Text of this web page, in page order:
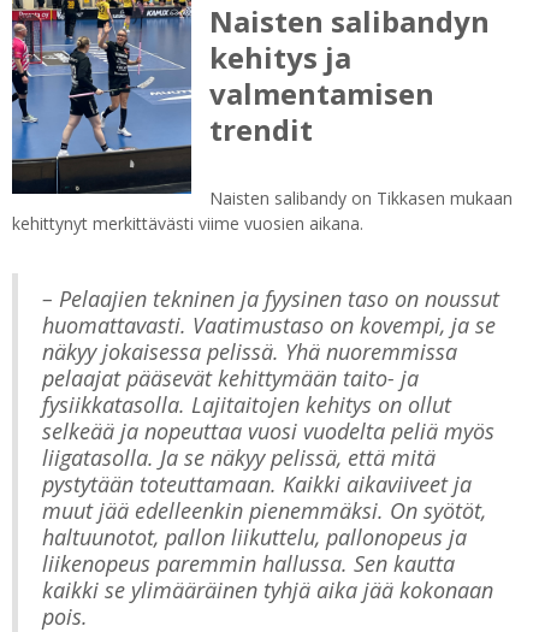
Naisten salibandyn
kehitys ja
valmentamisen
trendit
Naisten salibandy on Tikkasen mukaan
kehittynyt merkittävästi viime vuosien aikana.
– Pelaajien tekninen ja fyysinen taso on noussut
huomattavasti. Vaatimustaso on kovempi, ja se
näkyy jokaisessa pelissä. Yhä nuoremmissa
pelaajat pääsevät kehittymään taito- ja
fysiikkatasolla. Lajitaitojen kehitys on ollut
selkeää ja nopeuttaa vuosi vuodelta peliä myös
liigatasolla. Ja se näkyy pelissä, että mitä
pystytään toteuttamaan. Kaikki aikaviiveet ja
muut jää edelleenkin pienemmäksi. On syötöt,
haltuunotot, pallon liikuttelu, pallonopeus ja
liikenopeus paremmin hallussa. Sen kautta
kaikki se ylimääräinen tyhjä aika jää kokonaan
pois.